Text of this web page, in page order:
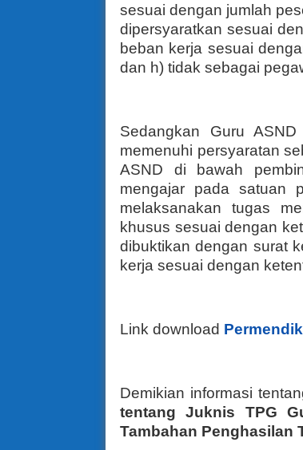
sesuai dengan jumlah
dipersyaratkan sesuai
beban kerja sesuai
dan h) tidak sebagai
Sedangkan Guru
memenuhi persyaratan
ASND di bawah
mengajar pada satuan
melaksanakan tugas
khusus sesuai dengan
dibuktikan dengan surat
kerja sesuai dengan
Link download
Demikian informasi
tentang Juknis TPG
Tambahan Penghasilan